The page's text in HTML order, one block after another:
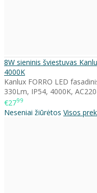
8W sieninis šviestuvas
4000K
Kanlux FORRO LED
330Lm, IP54, 4000K,
€2799
Neseniai žiūrėtos Visos